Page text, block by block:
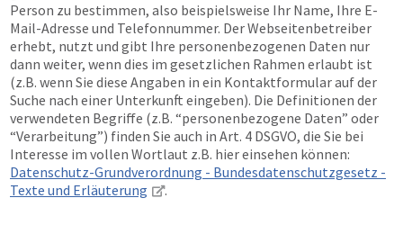
Person zu bestimmen, also beispielsweise Ihr Name, Ihre E-
Mail-Adresse und Telefonnummer. Der Webseitenbetreiber
erhebt, nutzt und gibt Ihre personenbezogenen Daten nur
dann weiter, wenn dies im gesetzlichen Rahmen erlaubt ist
(z.B. wenn Sie diese Angaben in ein Kontaktformular auf der
Suche nach einer Unterkunft eingeben). Die Definitionen der
verwendeten Begriffe (z.B. “personenbezogene Daten” oder
“Verarbeitung”) finden Sie auch in Art. 4 DSGVO, die Sie bei
Interesse im vollen Wortlaut z.B. hier einsehen können:
Datenschutz-Grundverordnung - Bundesdatenschutzgesetz -
Texte und Erläuterung
.